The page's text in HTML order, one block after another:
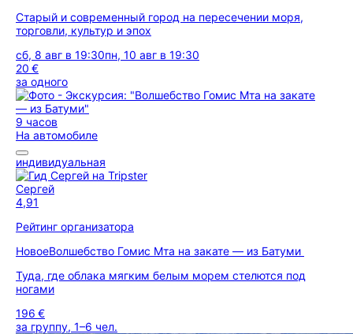
Старый и современный город на пересечении моря,
торговли, культур и эпох
сб, 8 авг в 19:30пн, 10 авг в 19:30
20 €
за одного
9 часов
На автомобиле
индивидуальная
Сергей
4,91
Рейтинг организатора
НовоеВолшебство Гомис Мта на закате — из Батуми
Туда, где облака мягким белым морем стелются под
ногами
196 €
за группу, 1–6 чел.